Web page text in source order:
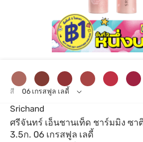
Srichand
ศรีจันทร์ เอ็นชานเท็ด ชาร์มมิง ซ
3.5ก. 06 เกรสฟูล เลดี้
สี 06 เกรสฟูล เลดี้